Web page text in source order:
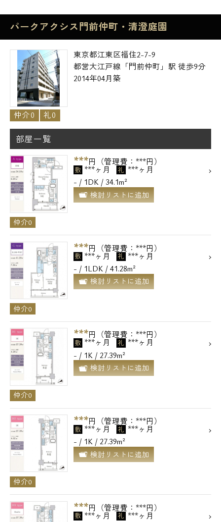
パークアクシス門前仲町・清澄庭園
東京都江東区福住2-7-9
都営大江戸線「門前仲町」駅 徒歩9分
2014年04月築
仲介0 礼0
部屋一覧
***円（管理費：***円）
敷 ***ヶ月 礼 ***ヶ月
- / 1DK / 34.1m²
検討リストに追加
仲介0
***円（管理費：***円）
敷 ***ヶ月 礼 ***ヶ月
- / 1LDK / 41.28m²
検討リストに追加
仲介0
***円（管理費：***円）
敷 ***ヶ月 礼 ***ヶ月
- / 1K / 27.39m²
検討リストに追加
仲介0
***円（管理費：***円）
敷 ***ヶ月 礼 ***ヶ月
- / 1K / 27.39m²
検討リストに追加
仲介0
***円（管理費：***円）
敷 ***ヶ月 礼 ***ヶ月
メールでお問い合わせ
お問い合わせ